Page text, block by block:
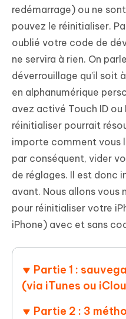
redémarrage) ou ne
pouvez le réinitialiser.
oublié votre code de
ne servira à rien. On
déverrouillage qu’il soit
en alphanumérique
avez activé Touch ID ou
réinitialiser pourrait
importe comment vous
par conséquent, vider
de réglages. Il est donc
avant. Nous allons vous
pour réinitialiser votre
iPhone) avec et sans
Partie 1 :
(via iTunes ou
Partie 2 : 3